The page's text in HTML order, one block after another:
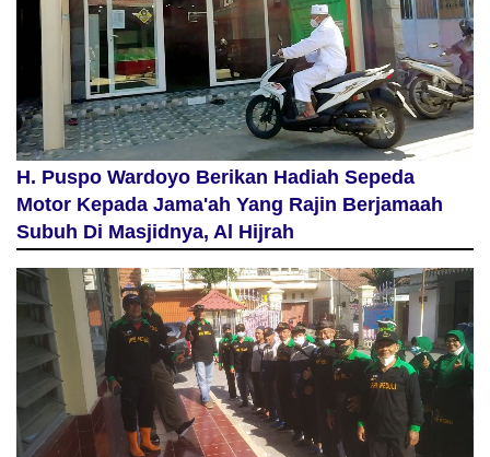
H. Puspo Wardoyo Berikan Hadiah Sepeda
Motor Kepada Jama'ah Yang Rajin Berjamaah
Subuh Di Masjidnya, Al Hijrah